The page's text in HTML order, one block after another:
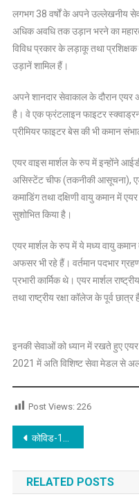
लगभग 38 वर्षों के अपने उल्लेखनीय
अधिक अवधि तक उड़ान भरने का
विविध प्रकार के लड़ाकू तथा
उड़ानें शामिल हैं।
अपने शानदार सेवाकाल के दौरान एयर
है। वे एक फ्रंटलाइन फाइटर
प्रीमियर फाइटर बेस की भी कमान
एयर वाइस मार्शल के रुप में इन्होंने
असिस्टेंट चीफ (तकनीकी आसूचना),
कमाडिंग तथा दक्षिणी वायु कमान में
सुशोभित किया है।
एयर मार्शल के रुप में ये मध्य वायु कमान
अफसर भी रहे हैं। वर्तमान पदभार
प्रभारी कार्मिक थे। एयर मार्शल
तथा राष्ट्रीय रक्षा कॉलेज के पूर्व छात्र
इनकी सेवाओं को ध्यान में रखते हुए
2021 में अति विशिष्ट सेवा मेडल से
Post Views: 226
Post
navigation
कोविड-19 प्रबंधन हेतु गठित टीम-09 को मुख्यमंत्री योगी आदित्यनाथ के दिशा-निर्देश
RELATED POSTS